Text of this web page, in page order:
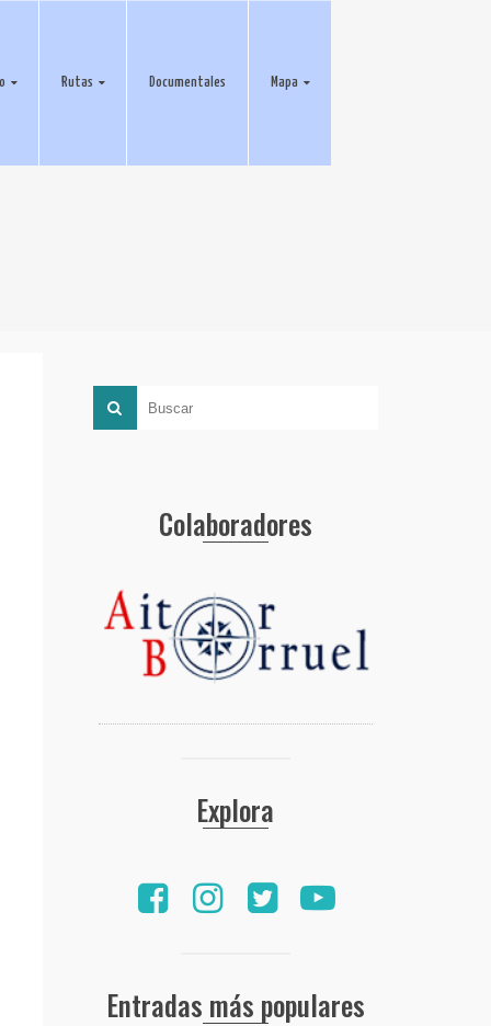
Rutas Documentales Mapa
Colaboradores
Explora
Entradas más populares